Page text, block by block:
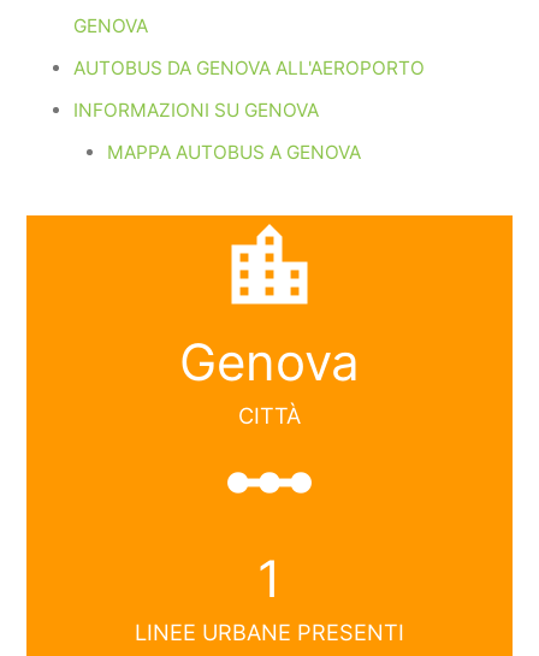
GENOVA
AUTOBUS DA GENOVA ALL'AEROPORTO
INFORMAZIONI SU GENOVA
MAPPA AUTOBUS A GENOVA
location_city
Genova
CITTÀ
linear_scale
1
LINEE URBANE PRESENTI